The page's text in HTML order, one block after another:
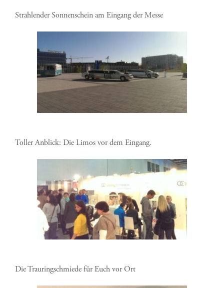
Strahlender Sonnenschein am Eingang der Messe
Toller Anblick: Die Limos vor dem Eingang.
Die Trauringschmiede für Euch vor Ort